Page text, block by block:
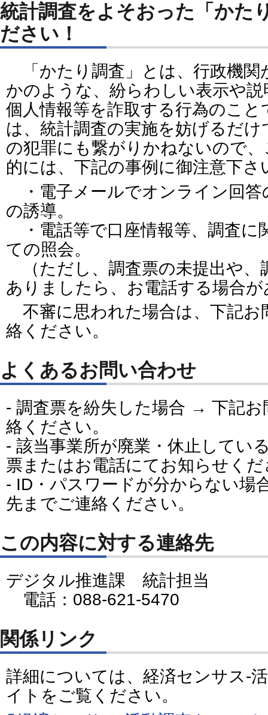
統計調査をよそおった「かた
ださい！
「かたり調査」とは、行政機関
かのような、紛らわしい表示や
個人情報等を詐取する行為のこ
は、統計調査の実施を妨げるだ
の犯罪にも繋がりかねないので
的には、下記の事例に御注意下さ
・電子メールでオンライン回答
の誘導。
・電話等で口座情報等、調査に
ての照会。
（ただし、調査票の未提出や、
ありましたら、お電話する場合
不審に思われた場合は、下記お
絡ください。
よくあるお問い合わせ
- 調査票を紛失した場合 → 下記
絡ください。
- 該当事業所が廃業・休止してい
票またはお電話にてお知らせく
- ID・パスワードが分からない場
先までご連絡ください。
この内容に対する連絡先
デジタル推進課 統計担当
電話：088-621-5470
関係リンク
詳細については、経済センサス-
イトをご覧ください。